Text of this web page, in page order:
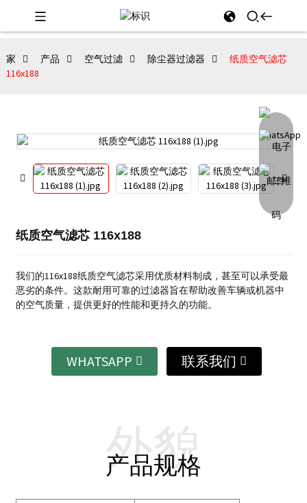
家 产品 空气过滤 除尘器过滤器
纸质空气滤芯
116x188
纸质空气滤芯 116x188
我们的116x188纸质空气滤芯采用优质材料制成，甚至可以承受最
恶劣的条件。 这款耐用可靠的过滤器旨在帮助改善车辆或机器中
的空气质量，提供更好的性能和更持久的功能。
WHATSAPP 联系我们
产品规格
外貌